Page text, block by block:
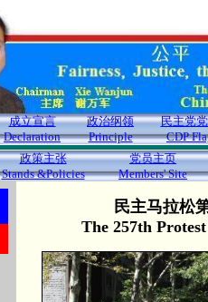
成立宣言
Declaration
政治纲领
Principle
民主党
CDP
政策主张
Stands &Policies
党员主页
Members' Site
民主马拉松
The 257th